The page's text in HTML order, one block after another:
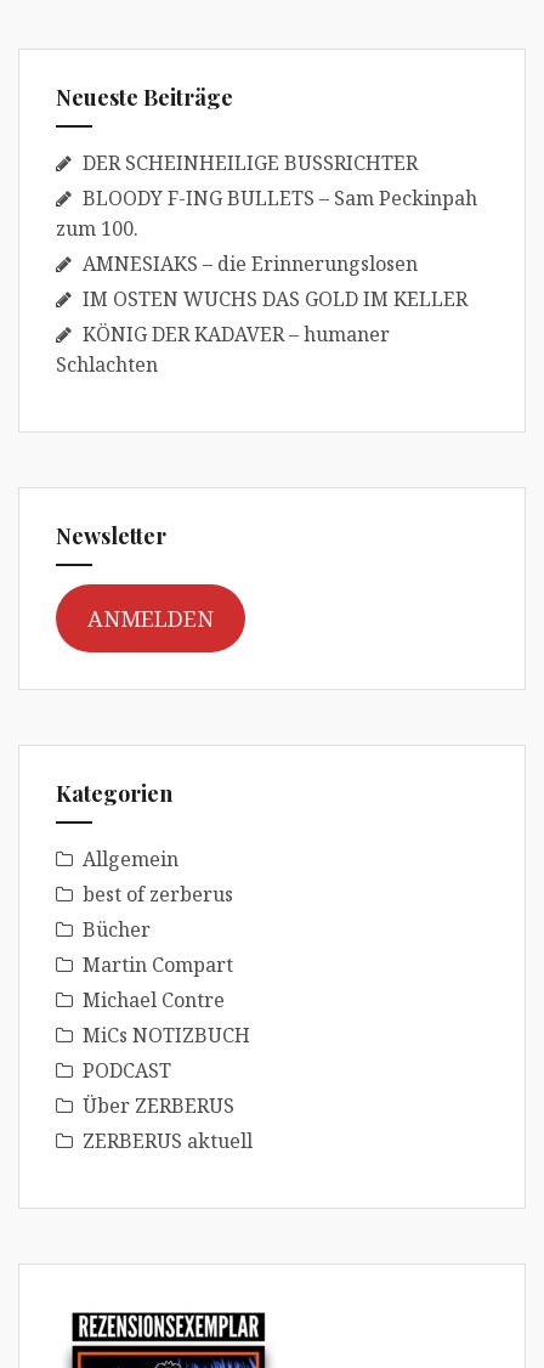
Neueste Beiträge
DER SCHEINHEILIGE BUSSRICHTER
BLOODY F-ING BULLETS – Sam Peckinpah
zum 100.
AMNESIAKS – die Erinnerungslosen
IM OSTEN WUCHS DAS GOLD IM KELLER
KÖNIG DER KADAVER – humaner
Schlachten
Newsletter
ANMELDEN
Kategorien
Allgemein
best of zerberus
Bücher
Martin Compart
Michael Contre
MiCs NOTIZBUCH
PODCAST
Über ZERBERUS
ZERBERUS aktuell